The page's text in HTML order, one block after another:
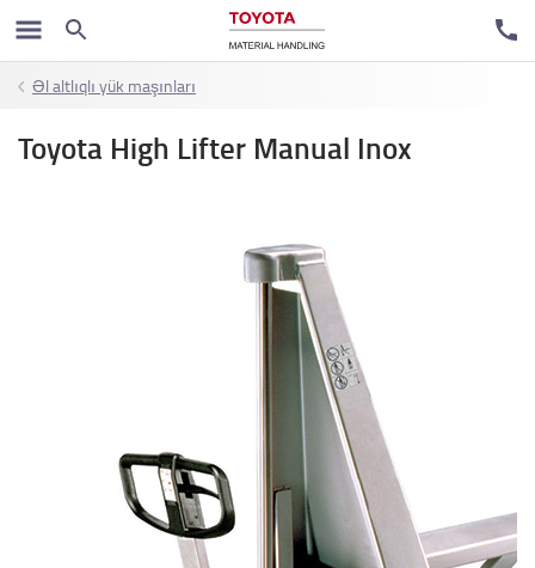
Əl altlıqlı yük maşınları
Toyota High Lifter Manual Inox